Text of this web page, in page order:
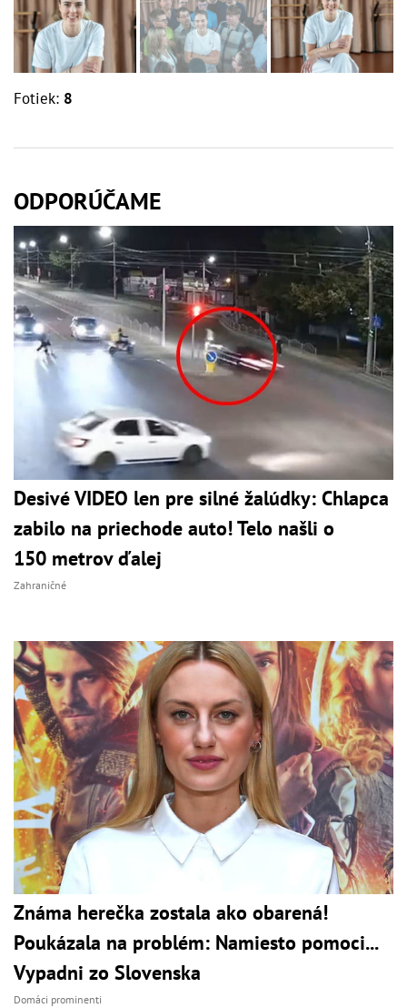
Fotiek: 8
ODPORÚČAME
Desivé VIDEO len pre silné žalúdky: Chlapca
zabilo na priechode auto! Telo našli o
150 metrov ďalej
Zahraničné
Známa herečka zostala ako obarená!
Poukázala na problém: Namiesto pomoci...
Vypadni zo Slovenska
Domáci prominenti